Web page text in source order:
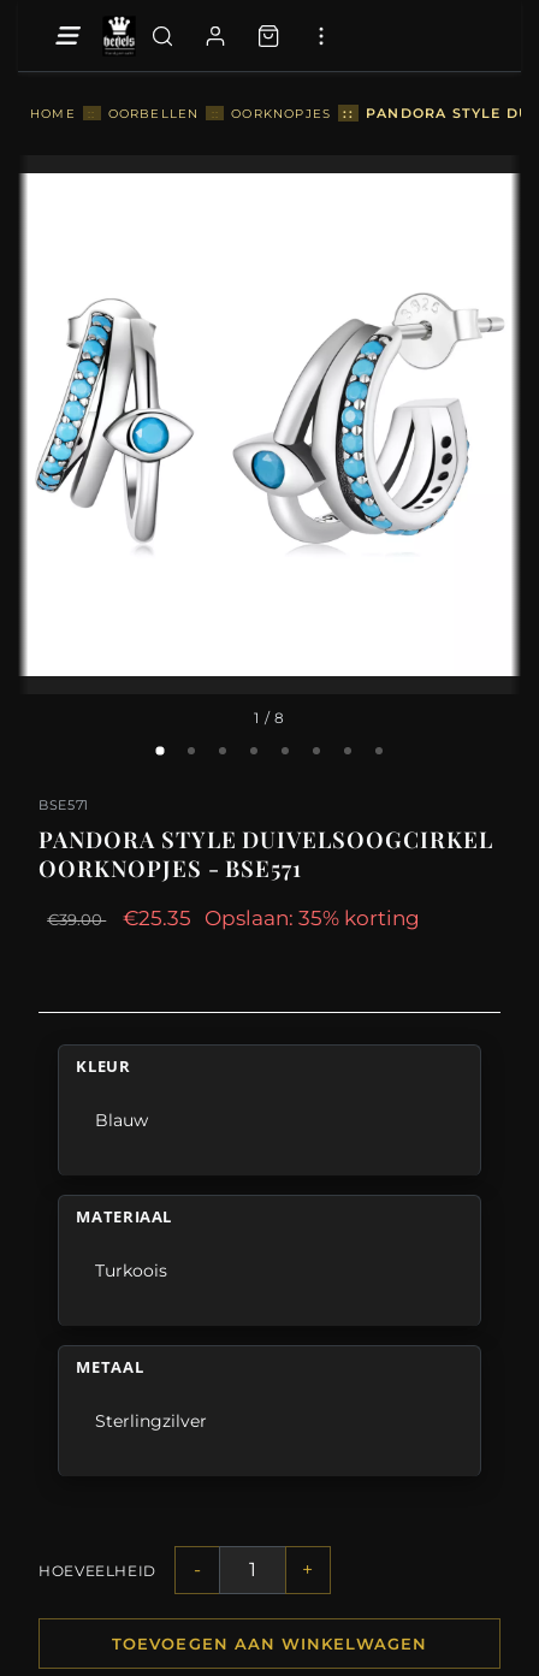
HOME :: OORBELLEN :: OORKNOPJES :: PANDORA STYLE
1 / 8
BSE571
PANDORA STYLE DUIVELSOOGCIRKEL
OORKNOPJES - BSE571
€39.00 €25.35 Opslaan: 35% korting
KLEUR
Blauw
MATERIAAL
Turkoois
METAAL
Sterlingzilver
HOEVEELHEID - +
TOEVOEGEN AAN WINKELWAGEN